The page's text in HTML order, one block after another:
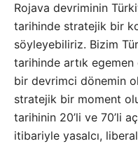
Rojava devriminin
tarihinde stratejik bir
söyleyebiliriz. Bizim
tarihinde artık egemen
bir devrimci dönemin
stratejik bir moment
tarihinin 20’li ve 70’li
itibariyle yasalcı,